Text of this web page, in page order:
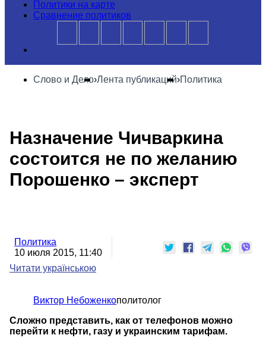
Политики на карте
Сравнение политиков
Слово и Дело›Лента публикаций›Политика
Назначение Чичваркина
состоится не по желанию
Порошенко – эксперт
Политика
10 июля 2015, 11:40
Читати українською
Виктор Небоженкополитолог
Сложно представить, как от телефонов можно
перейти к нефти, газу и украинским тарифам.